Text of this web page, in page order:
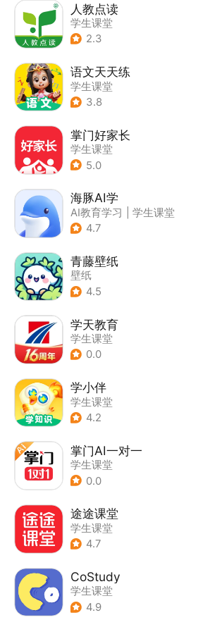
人教点读
学生课堂
2.3
语文天天练
学生课堂
3.8
掌门好家长
学生课堂
5.0
海豚AI学
AI教育学习
学生课堂
4.7
青藤壁纸
壁纸
4.5
学天教育
学生课堂
0.0
学小伴
学生课堂
4.2
掌门AI一对一
学生课堂
0.0
途途课堂
学生课堂
4.7
CoStudy
学生课堂
4.9